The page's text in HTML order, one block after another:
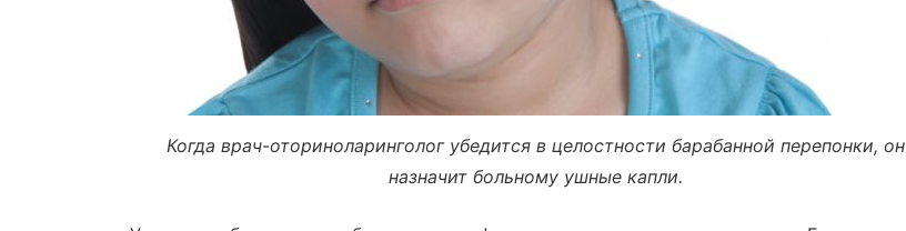
Когда врач-оториноларинголог убедится в целостности барабанной перепонки, он
назначит больному ушные капли.